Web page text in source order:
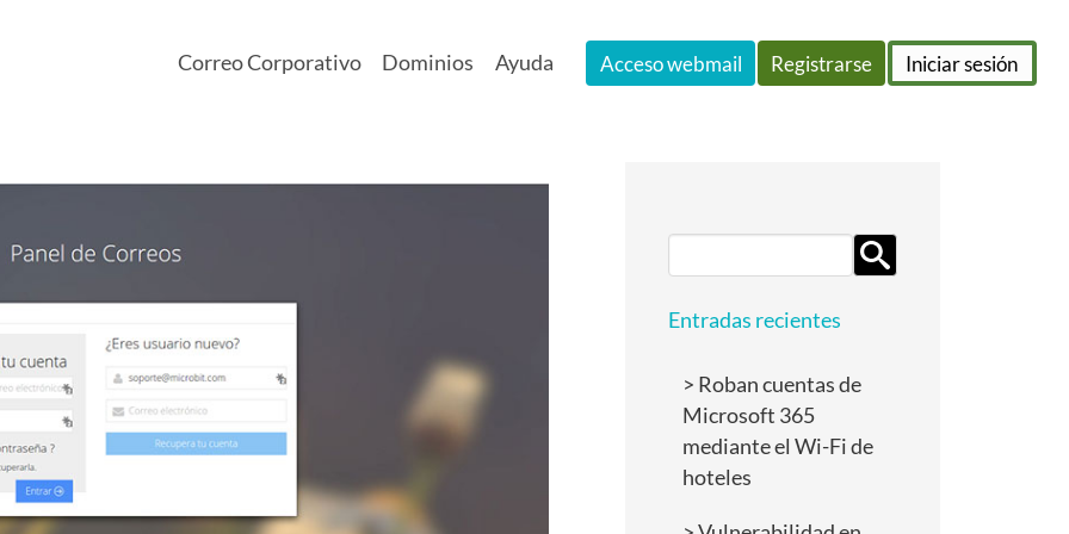
Correo Corporativo Dominios Ayuda Iniciar sesión
Registrarse
Acceso webmail
for:
Entradas recientes
Roban cuentas de
Microsoft 365
mediante el Wi-Fi de
hoteles